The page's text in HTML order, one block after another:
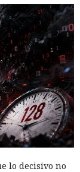
lo decisivo no